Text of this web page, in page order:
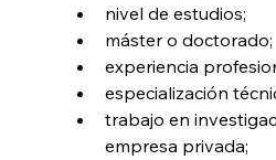
nivel de estudios;
máster o doctorado;
experiencia
especialización
trabajo en
empresa privada;